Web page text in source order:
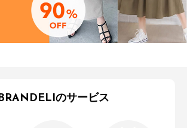
BRANDELIのサービス